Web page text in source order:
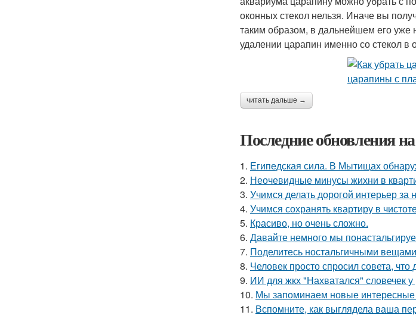
оконных стекол нельзя. Иначе вы
таким образом, в дальнейшем его уже
удалении царапин именно со стекол в
читать дальше →
Последние обновления
1. Египедская сила. В Мытищах
2. Неочевидные минусы жихни в
3. Учимся делать дорогой интерьер
4. Учимся сохранять квартиру в
5. Красиво, но очень сложно.
6. Давайте немного мы
7. Поделитесь ностальгичными
8. Человек просто спросил совета, что
9. ИИ для жкх "Нахватался" словечек у
10. Мы запоминаем новые интересные
11. Вспомните, как выглядела ваша